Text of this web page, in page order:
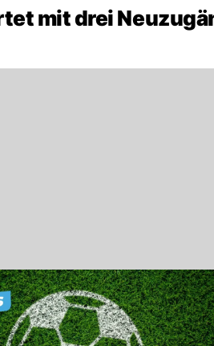
mit drei